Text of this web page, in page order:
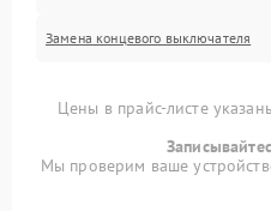
Замена концевого выключателя
Цены в прайс-листе
Мы проверим ваше